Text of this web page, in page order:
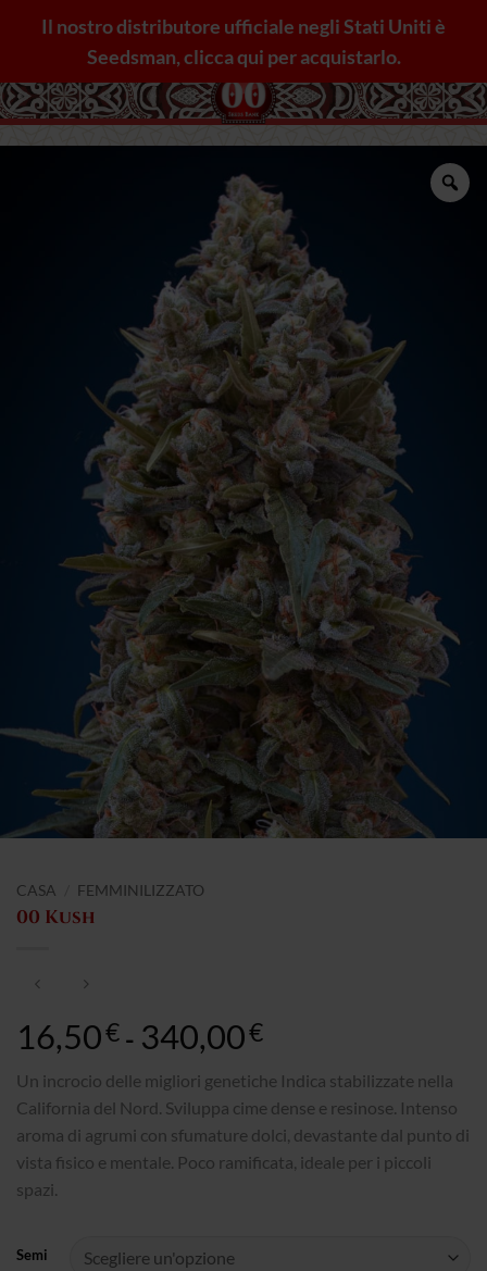
CASA FEMMINILIZZATO
00 Kush
16,50€ - 340,00€Fascia
prezzo:
da
16,50€
a
Un incrocio delle migliori genetiche Indica stabilizzate nella
California del Nord. Sviluppa cime dense e resinose. Intenso
aroma di agrumi con sfumature dolci, devastante dal punto di
vista fisico e mentale. Poco ramificata, ideale per i piccoli
spazi.
Semi
Il nostro distributore ufficiale negli Stati Uniti è
Seedsman, clicca qui per acquistarlo.